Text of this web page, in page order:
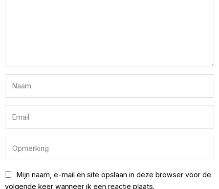
Mijn naam, e-mail en site opslaan in deze browser voor de
volgende keer wanneer ik een reactie plaats.